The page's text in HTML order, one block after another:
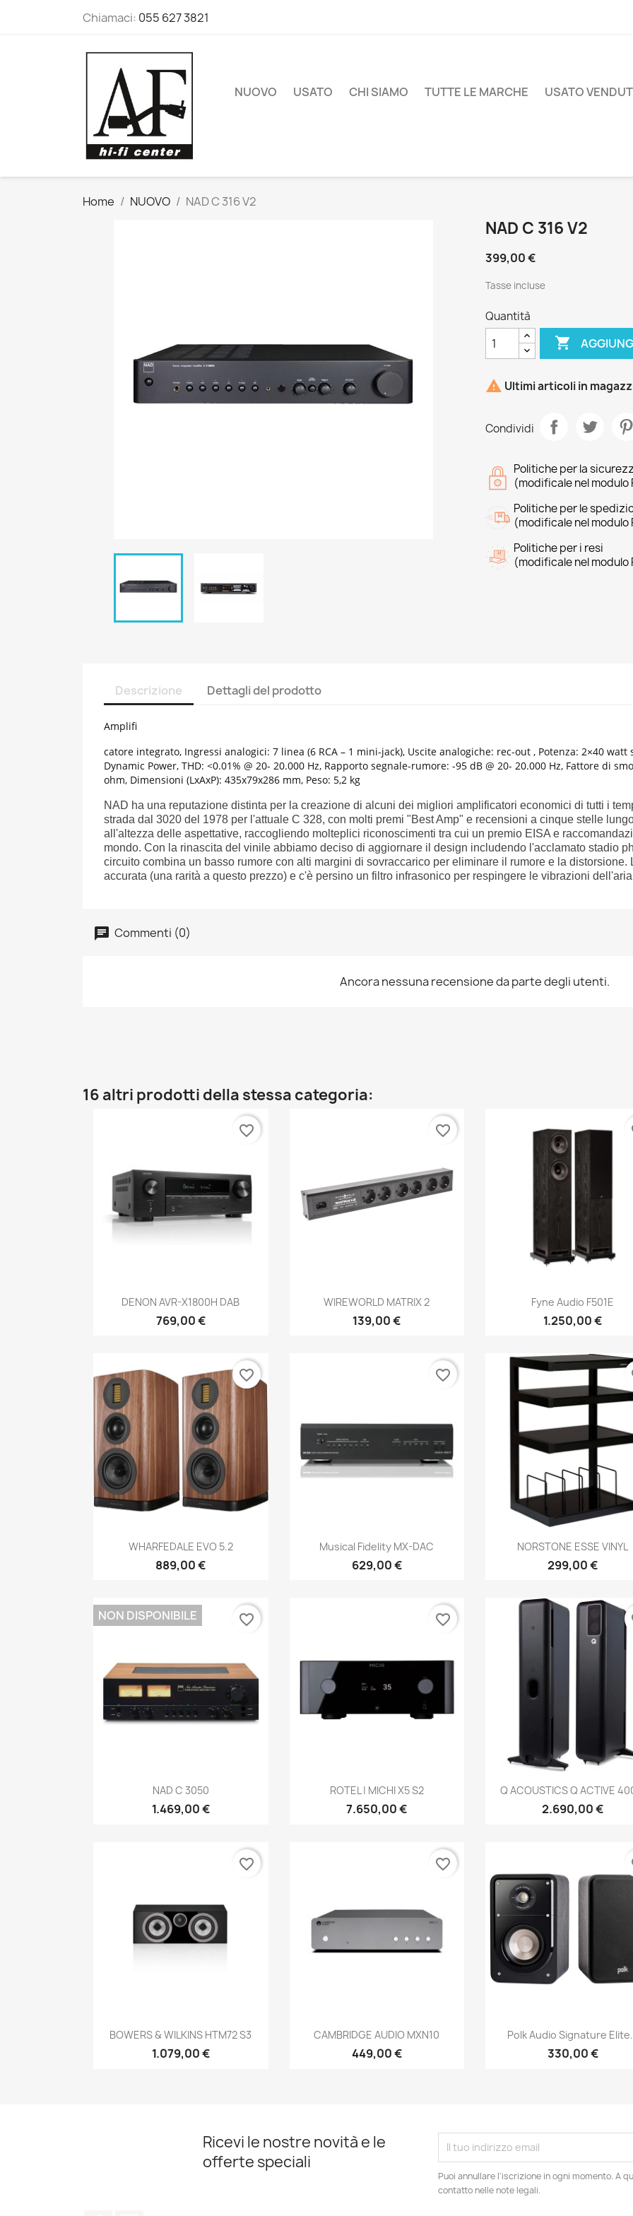
Chiamaci: 055 627 3821
NUOVO USATO CHI SIAMO TUTTE LE MARCHE USATO
Home NUOVO NAD C 316 V2
NAD C 316 V2
399,00 €
Tasse incluse
Quantità

 Ultimi articoli in
Condividi
Politiche per la
(modificale nel
Politiche per le
(modificale nel
Politiche per i resi
(modificale nel
Descrizione Dettagli del prodotto
Amplifi
catore integrato, Ingressi analogici: 7 linea (6 RCA – 1 mini-jack), Uscite analogiche: rec-out , Potenza: 2×40
Dynamic Power, THD: <0.01% @ 20- 20.000 Hz, Rapporto segnale-rumore: -95 dB @ 20- 20.000 Hz, Fattore di
ohm, Dimensioni (LxAxP): 435x79x286 mm, Peso: 5,2 kg
NAD ha una reputazione distinta per la creazione di alcuni dei migliori amplificatori economici di tutti i
strada dal 3020 del 1978 per l'attuale C 328, con molti premi "Best Amp" e recensioni a cinque stelle
all'altezza delle aspettative, raccogliendo molteplici riconoscimenti tra cui un premio EISA e
mondo. Con la rinascita del vinile abbiamo deciso di aggiornare il design includendo l'acclamato stadio
circuito combina un basso rumore con alti margini di sovraccarico per eliminare il rumore e la
accurata (una rarità a questo prezzo) e c'è persino un filtro infrasonico per respingere le vibrazioni
Commenti (0)
Ancora nessuna recensione da parte degli utenti.
16 altri prodotti della stessa categoria:
 Anteprima
DENON AVR-X1800H DAB
769,00 €
favorite_border
Anteprima
WIREWORLD MATRIX 2
139,00 €
favorite_border
Anteprima
Fyne Audio F501E
1.250,00 €
Anteprima
WHARFEDALE EVO 5.2
889,00 €
favorite_border
 Anteprima
Musical Fidelity MX-DAC
629,00 €
favorite_border
Anteprima
NORSTONE ESSE VINYL
299,00 €
Anteprima
NAD C 3050
1.469,00 €
NON DISPONIBILE favorite_border
Anteprima
ROTEL | MICHI X5 S2
7.650,00 €
favorite_border
Anteprima
Q ACOUSTICS Q ACTIVE
2.690,00 €
Anteprima
BOWERS & WILKINS HTM72 S3
1.079,00 €
favorite_border
Anteprima
CAMBRIDGE AUDIO MXN10
449,00 €
favorite_border
Anteprima
Polk Audio Signature
330,00 €
Ricevi le nostre novità e le
offerte speciali
Puoi annullare l'iscrizione in ogni momento. A
contatto nelle note legali.